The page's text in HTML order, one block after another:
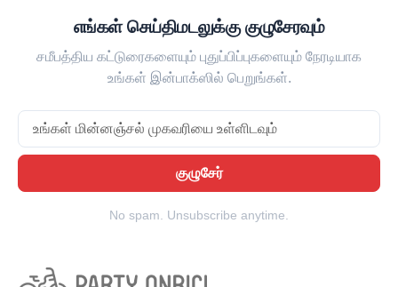
எங்கள் செய்திமடலுக்கு குழுசேரவும்
சமீபத்திய கட்டுரைகளையும் புதுப்பிப்புகளையும் நேரடியாக
உங்கள் இன்பாக்ஸில் பெறுங்கள்.
Email
குழுசேர்
No spam. Unsubscribe anytime.